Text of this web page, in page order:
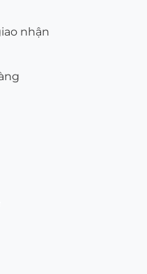
cho những ai cận nhẹ
8 siêu dai):
vì phôi kính rất cứng
các loại gọng kính
người cận nặng
thanh thoát như một
bình thường, không
nhận